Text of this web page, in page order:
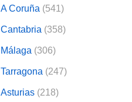
A Coruña (541)
Cantabria (358)
Málaga (306)
Tarragona (247)
Asturias (218)